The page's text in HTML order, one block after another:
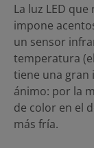
La luz LED
impone
un sensor
temperatura
tiene una gran
ánimo: por la
de color en el
más fría.